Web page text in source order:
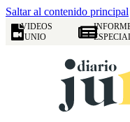
Saltar al contenido principal
VIDEOS
JUNIO